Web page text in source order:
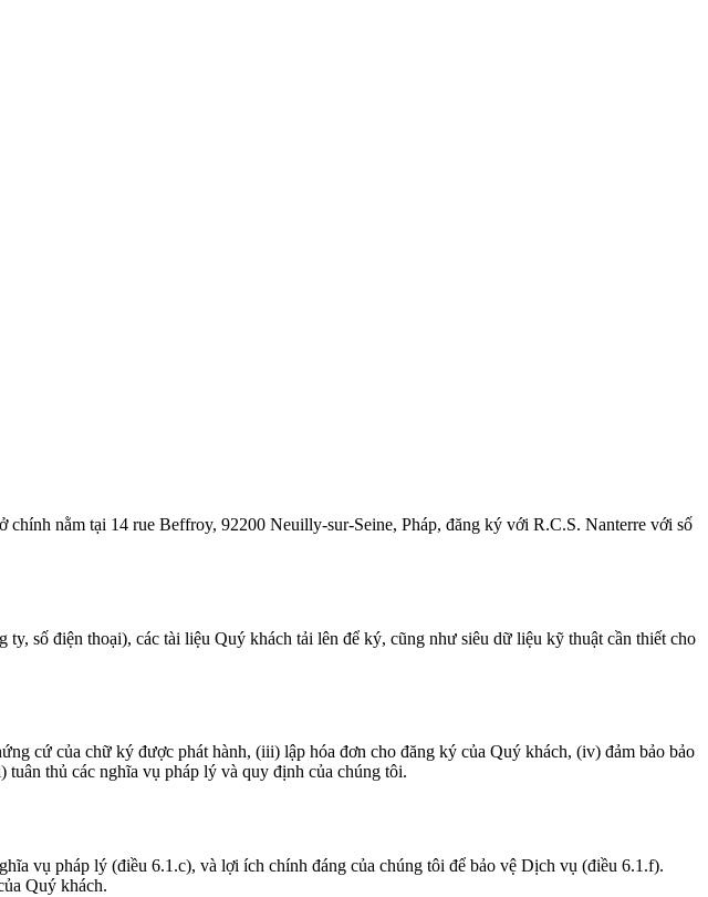
nằm tại 14 rue Beffroy, 92200 Neuilly-sur-Seine, Pháp, đăng ký với R.C.S. Nanterre với số
số điện thoại), các tài liệu Quý khách tải lên để ký, cũng như siêu dữ liệu kỹ thuật cần thiết cho
cứ của chữ ký được phát hành, (iii) lập hóa đơn cho đăng ký của Quý khách, (iv) đảm bảo bảo
thủ các nghĩa vụ pháp lý và quy định của chúng tôi.
vụ pháp lý (điều 6.1.c), và lợi ích chính đáng của chúng tôi để bảo vệ Dịch vụ (điều 6.1.f).
Quý khách.